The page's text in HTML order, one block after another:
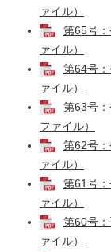
ァイル）
第65号
ァイル）
第64号
ァイル）
第63号
ファイル）
第62号
ァイル）
第61号
ァイル）
第60号
ァイル）